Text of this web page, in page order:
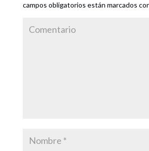
campos obligatorios están marcados